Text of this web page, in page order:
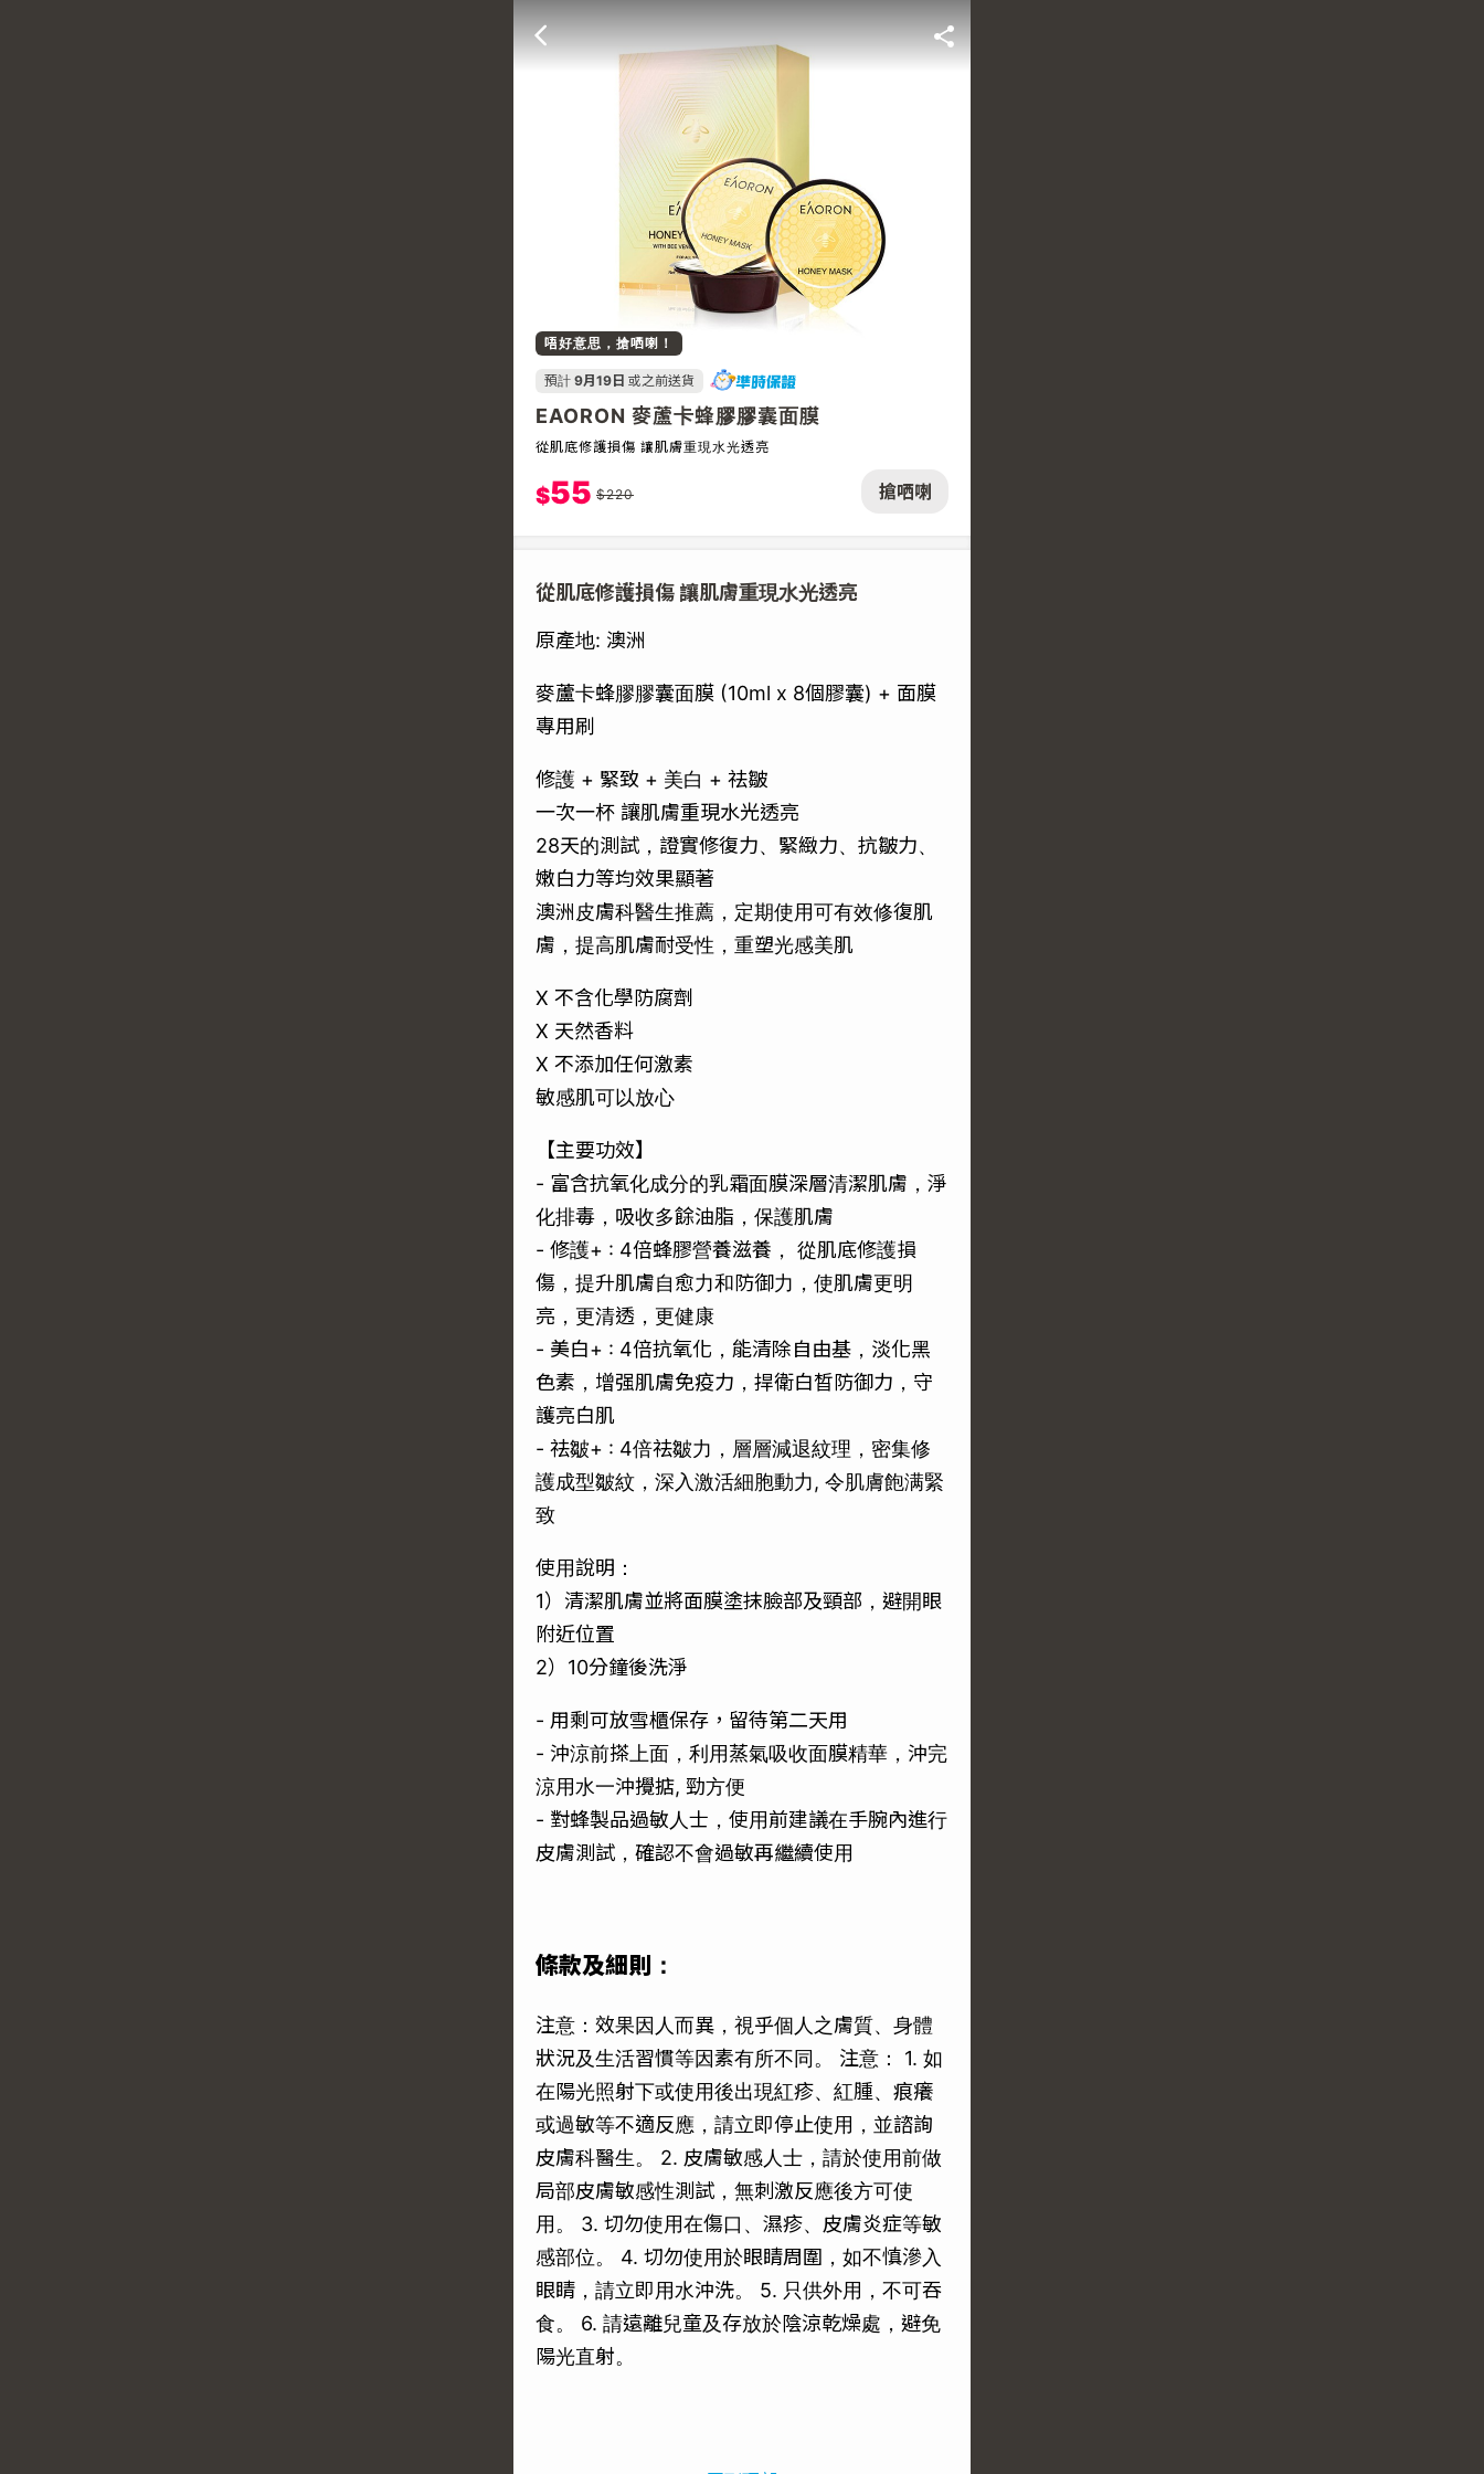
搶哂喇
唔好意思，搶哂喇！
預計 9月19日 或之前送貨
EAORON 麥蘆卡蜂膠膠囊面膜
從肌底修護損傷 讓肌膚重現水光透亮
$55 $220
從肌底修護損傷 讓肌膚重現水光透亮
原產地: 澳洲
麥蘆卡蜂膠膠囊面膜 (10ml x 8個膠囊) + 面膜
專用刷
修護 + 緊致 + 美白 + 祛皺
一次一杯 讓肌膚重現水光透亮
28天的測試，證實修復力、緊緻力、抗皺力、
嫩白力等均效果顯著
澳洲皮膚科醫生推薦，定期使用可有效修復肌
膚，提高肌膚耐受性，重塑光感美肌
X 不含化學防腐劑
X 天然香料
X 不添加任何激素
敏感肌可以放心
【主要功效】
- 富含抗氧化成分的乳霜面膜深層清潔肌膚，淨
化排毒，吸收多餘油脂，保護肌膚
- 修護+ : 4倍蜂膠營養滋養， 從肌底修護損
傷，提升肌膚自愈力和防御力，使肌膚更明
亮，更清透，更健康
- 美白+ : 4倍抗氧化，能清除自由基，淡化黑
色素，增强肌膚免疫力，捍衛白晳防御力，守
護亮白肌
- 祛皺+ : 4倍祛皺力，層層減退紋理，密集修
護成型皺紋，深入激活細胞動力, 令肌膚飽满緊
致
使用說明：
1）清潔肌膚並將面膜塗抹臉部及頸部，避開眼
附近位置
2）10分鐘後洗淨
- 用剩可放雪櫃保存，留待第二天用
- 沖涼前搽上面，利用蒸氣吸收面膜精華，沖完
涼用水一沖攪掂, 勁方便
- 對蜂製品過敏人士，使用前建議在手腕內進行
皮膚測試，確認不會過敏再繼續使用
條款及細則：
注意：效果因人而異，視乎個人之膚質、身體
狀況及生活習慣等因素有所不同。 注意： 1. 如
在陽光照射下或使用後出現紅疹、紅腫、痕癢
或過敏等不適反應，請立即停止使用，並諮詢
皮膚科醫生。 2. 皮膚敏感人士，請於使用前做
局部皮膚敏感性測試，無刺激反應後方可使
用。 3. 切勿使用在傷口、濕疹、皮膚炎症等敏
感部位。 4. 切勿使用於眼睛周圍，如不慎滲入
眼睛，請立即用水沖洗。 5. 只供外用，不可吞
食。 6. 請遠離兒童及存放於陰涼乾燥處，避免
陽光直射。